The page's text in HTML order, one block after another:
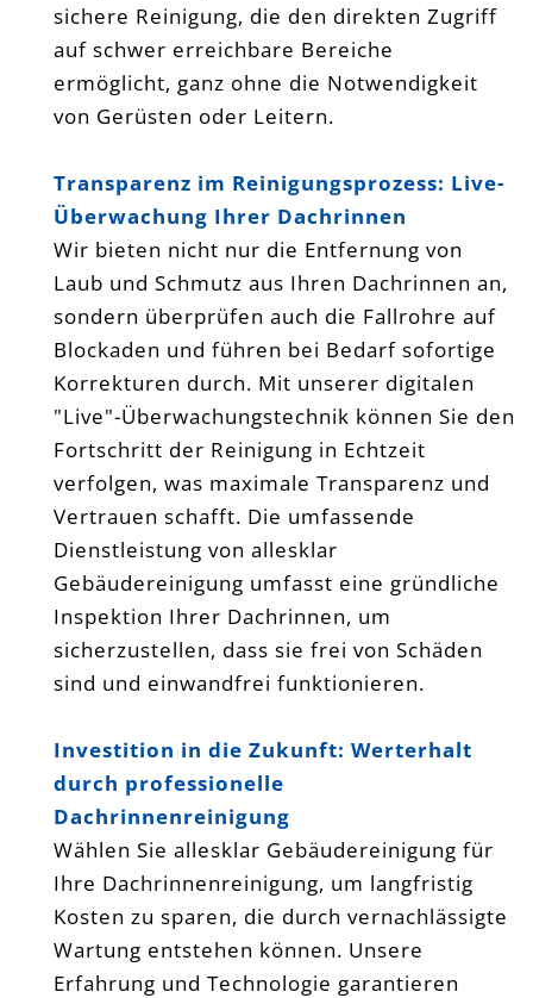
sichere Reinigung, die den direkten Zugriff
auf schwer erreichbare Bereiche
ermöglicht, ganz ohne die Notwendigkeit
von Gerüsten oder Leitern.
Transparenz im Reinigungsprozess: Live-
Überwachung Ihrer Dachrinnen
Wir bieten nicht nur die Entfernung von
Laub und Schmutz aus Ihren Dachrinnen an,
sondern überprüfen auch die Fallrohre auf
Blockaden und führen bei Bedarf sofortige
Korrekturen durch. Mit unserer digitalen
"Live"-Überwachungstechnik können Sie den
Fortschritt der Reinigung in Echtzeit
verfolgen, was maximale Transparenz und
Vertrauen schafft. Die umfassende
Dienstleistung von allesklar
Gebäudereinigung umfasst eine gründliche
Inspektion Ihrer Dachrinnen, um
sicherzustellen, dass sie frei von Schäden
sind und einwandfrei funktionieren.
Investition in die Zukunft: Werterhalt
durch professionelle
Dachrinnenreinigung
Wählen Sie allesklar Gebäudereinigung für
Ihre Dachrinnenreinigung, um langfristig
Kosten zu sparen, die durch vernachlässigte
Wartung entstehen können. Unsere
Erfahrung und Technologie garantieren